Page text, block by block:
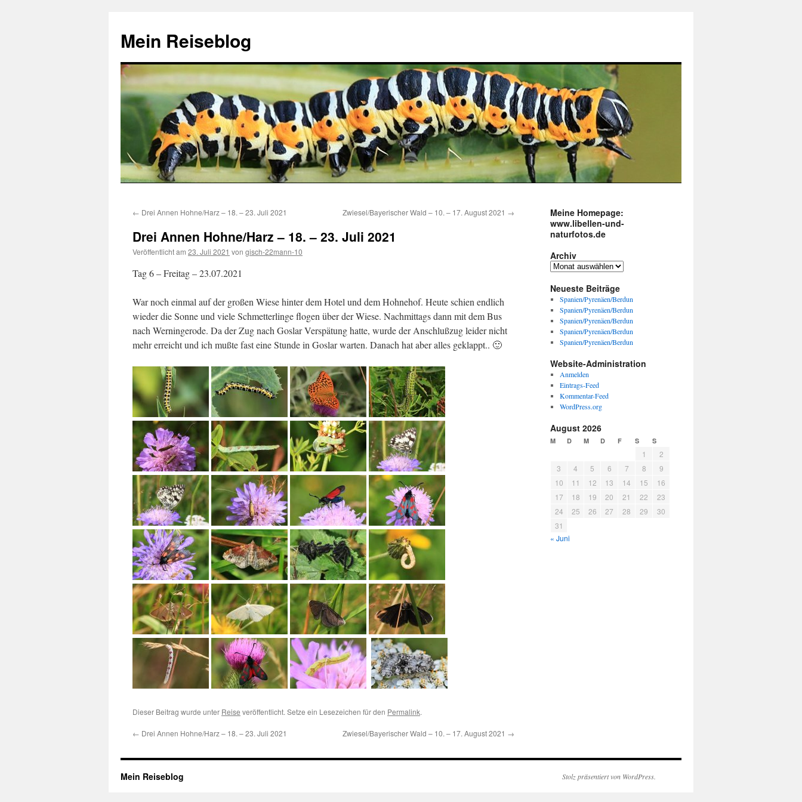
springen
Mein Reiseblog
← Drei Annen Hohne/Harz – 18. – 23. Juli 2021 Zwiesel/Bayerischer Wald – 10. – 17. August 2021 →
Drei Annen Hohne/Harz – 18. – 23. Juli 2021
Veröffentlicht am 23. Juli 2021 von gisch-22mann-10
Tag 6 – Freitag – 23.07.2021
War noch einmal auf der großen Wiese hinter dem Hotel und dem Hohnehof. Heute schien endlich
wieder die Sonne und viele Schmetterlinge flogen über der Wiese. Nachmittags dann mit dem Bus
nach Werningerode. Da der Zug nach Goslar Verspätung hatte, wurde der Anschlußzug leider nicht
mehr erreicht und ich mußte fast eine Stunde in Goslar warten. Danach hat aber alles geklappt.. 🙂
Dieser Beitrag wurde unter Reise veröffentlicht. Setze ein Lesezeichen für den Permalink.
← Drei Annen Hohne/Harz – 18. – 23. Juli 2021 Zwiesel/Bayerischer Wald – 10. – 17. August 2021 →
Meine Homepage:
www.libellen-und-
naturfotos.de
Archiv
Archiv
Neueste Beiträge
Spanien/Pyrenäen/Berdun
Spanien/Pyrenäen/Berdun
Spanien/Pyrenäen/Berdun
Spanien/Pyrenäen/Berdun
Spanien/Pyrenäen/Berdun
Website-Administration
Anmelden
Eintrags-Feed
Kommentar-Feed
WordPress.org
August 2026
M D M D F S S
1
2
3
4 5 6 7 8
9
10
11 12 13 14 15
16
17
18 19 20 21 22
23
24
25 26 27 28 29
30
31
« Juni
Mein Reiseblog Stolz präsentiert von WordPress.